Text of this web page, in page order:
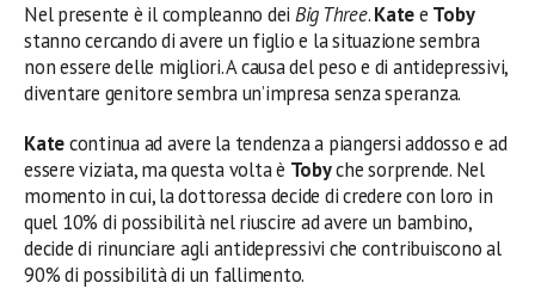
Nel presente è il compleanno dei Big Three.Katee Toby
stanno cercando di avere un figlio e la situazione sembra
non essere delle migliori. A causa del peso e di antidepressivi,
diventare genitore sembra un’impresa senza speranza.
Katecontinua ad avere la tendenza a piangersi addosso e ad
essere viziata, ma questa volta è Tobyche sorprende. Nel
momento in cui, la dottoressa decide di credere con loro in
quel 10% di possibilità nel riuscire ad avere un bambino,
decide di rinunciare agli antidepressivi che contribuiscono al
90% di possibilità di un fallimento.